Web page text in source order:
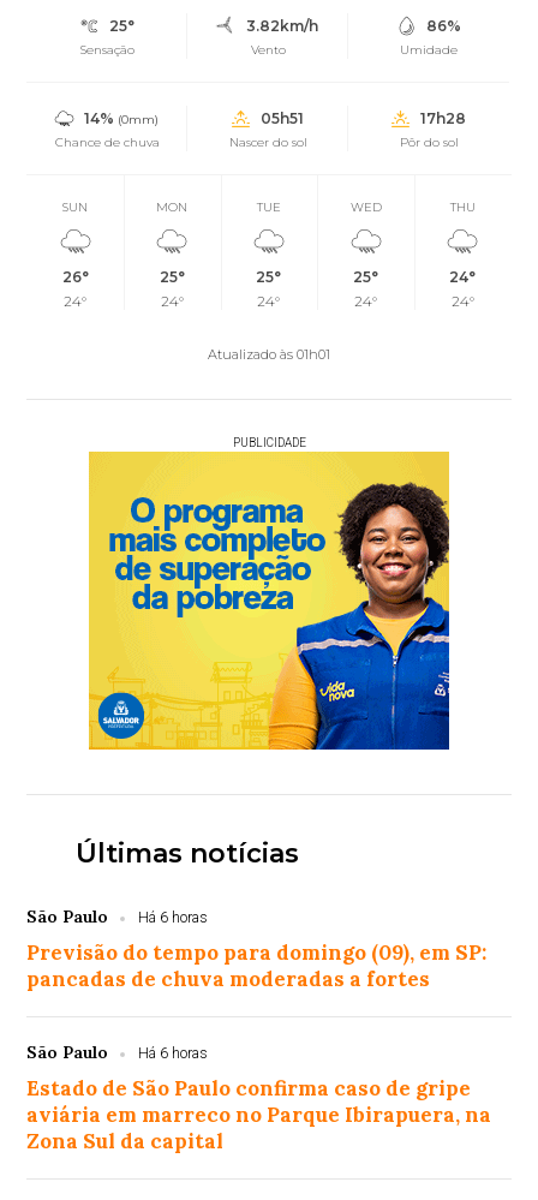
25°
Sensação
3.82km/h
Vento
86%
Umidade
14% (0mm)
Chance de chuva
05h51
Nascer do sol
17h28
Pôr do sol
SUN
26°
24°
MON
25°
24°
TUE
25°
24°
WED
25°
24°
THU
24°
24°
Atualizado às 01h01
PUBLICIDADE
Últimas notícias
São Paulo Há 6 horas
Previsão do tempo para domingo (09), em SP:
pancadas de chuva moderadas a fortes
São Paulo Há 6 horas
Estado de São Paulo confirma caso de gripe
aviária em marreco no Parque Ibirapuera, na
Zona Sul da capital